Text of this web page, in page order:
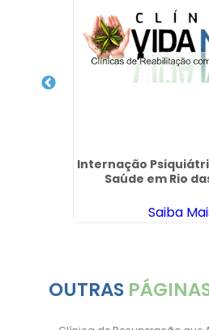
Internação
Saúde em Rio
Saiba
OUTRAS